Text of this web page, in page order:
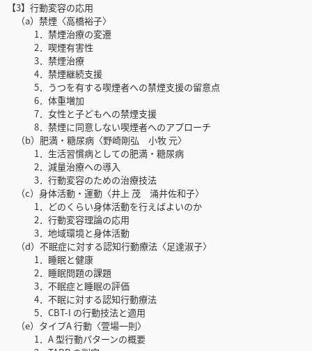
【3】行動変容の応用
（a）禁煙〈高橋裕子〉
1．禁煙治療の変遷
2．喫煙有害性
3．禁煙治療
4．禁煙継続支援
5．うつを有する喫煙者への禁煙支援の留意点
6．体重増加
7．女性と子どもへの禁煙支援
8．禁煙に同意しない喫煙者へのアプローチ
（b）肥満・糖尿病〈野崎剛弘 小牧 元〉
1．生活習慣病としての肥満・糖尿病
2．減量治療への導入
3．行動変容のための治療技法
（c）身体活動・運動〈井上 茂 涌井佐和子〉
1．どのくらい身体活動を行えばよいのか
2．行動変容理論の応用
3．地域環境と身体活動
（d）不眠症に対する認知行動療法〈足達淑子〉
1．睡眠と健康
2．睡眠問題の課題
3．不眠症と睡眠の評価
4．不眠に対する認知行動療法
5．CBT-I の行動技法と適用
（e）タイプA 行動〈萱場一則〉
1．A 型行動パターンの概要